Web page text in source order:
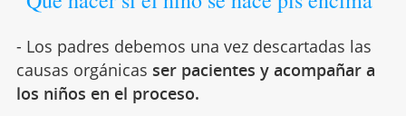
- Los padres debemos una vez descartadas las
causas orgánicas ser pacientes y acompañar a
los niños en el proceso.